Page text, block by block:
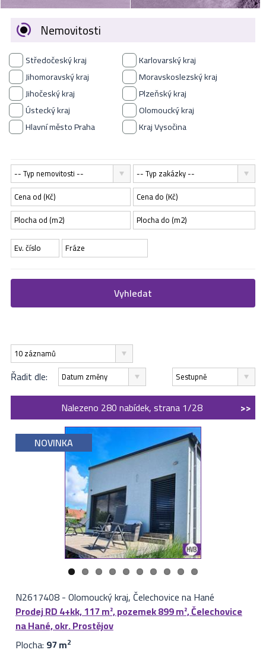
KONTAKT
O NÁS
Nemovitosti
Středočeský kraj
Karlovarský kraj
Jihomoravský kraj
Moravskoslezský kraj
Jihočeský kraj
Plzeňský kraj
Ústecký kraj
Olomoucký kraj
Hlavní město Praha
Kraj Vysočina
-- Typ nemovitosti -- -- Typ zakázky --
Vyhledat
10 záznamů
Řadit dle: Datum změny Sestupně
Nalezeno 280 nabídek, strana 1/28
>>
NOVINKA
N2617408-Olomoucký kraj, Čelechovice na Hané
Prodej RD 4+kk, 117 m², pozemek 899 m², Čelechovice
na Hané, okr. Prostějov
Plocha: 97 m2